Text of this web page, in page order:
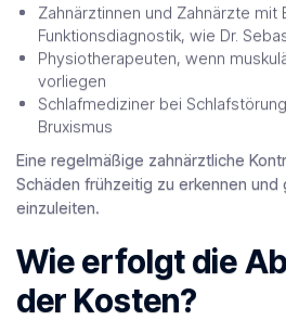
Zahnärztinnen und Zahnärzte mit
Funktionsdiagnostik, wie Dr.
Physiotherapeuten, wenn
vorliegen
Schlafmediziner bei
Bruxismus
Eine regelmäßige zahnärztliche
Schäden frühzeitig zu erkennen
einzuleiten.
Wie erfolgt die
der Kosten?